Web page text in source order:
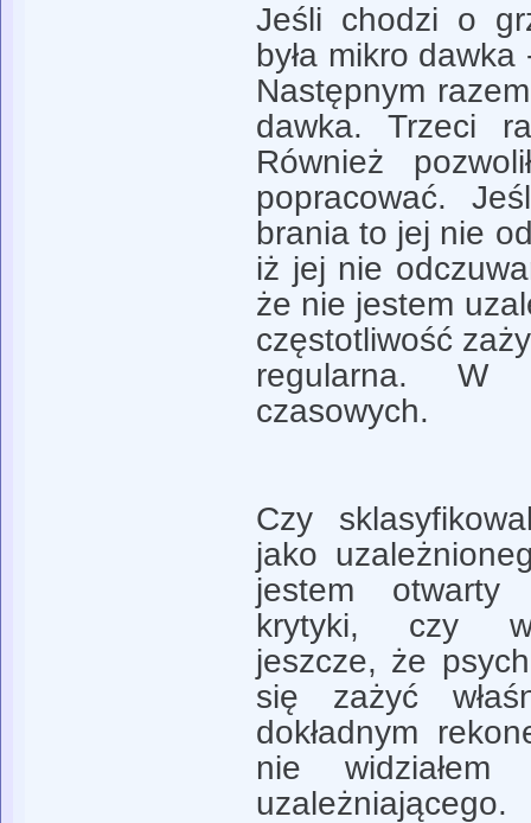
Jeśli chodzi o
była mikro
Następnym
dawka. Trzeci
Również
popracować.
brania to jej nie
iż jej nie
że nie jestem
częstotliwość
regularna. W
czasowych.
Czy
jako
jestem otwarty
krytyki, czy
jeszcze, że
się zażyć
dokładnym
nie
uzależniającego.